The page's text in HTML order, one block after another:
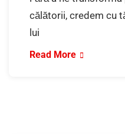
călătorii, credem cu
lui
Read More